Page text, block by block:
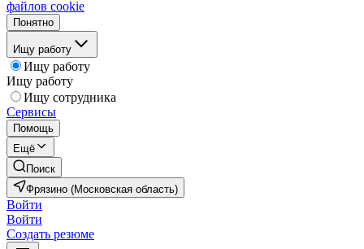
файлов cookie
Понятно
Ищу работу
Ищу работу
Ищу работу
Ищу сотрудника
Сервисы
Помощь
Ещё
Поиск
Фрязино (Московская область)
Войти
Войти
Создать резюме